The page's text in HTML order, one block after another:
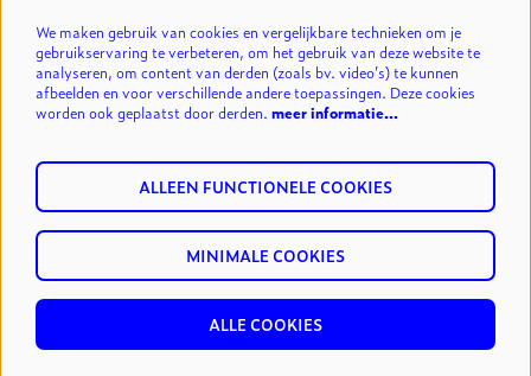
INSCHRIJVEN
© cultuurcentrum Hasselt vzw.privacy & disclaimer
reset
cookies
We maken gebruik van cookies en vergelijkbare technieken om je
gebruikservaring te verbeteren, om het gebruik van deze website te
analyseren, om content van derden (zoals bv. video’s) te kunnen
afbeelden en voor verschillende andere toepassingen. Deze cookies
worden ook geplaatst door derden. meer informatie…
ALLEEN FUNCTIONELE COOKIES
MINIMALE COOKIES
ALLE COOKIES